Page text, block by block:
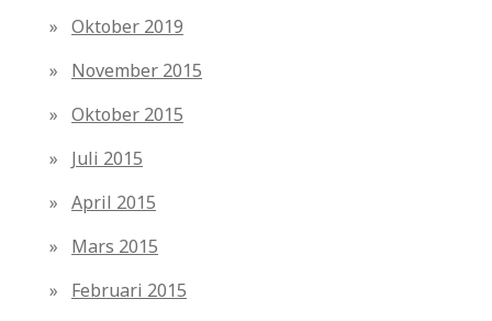
Oktober 2019
November 2015
Oktober 2015
Juli 2015
April 2015
Mars 2015
Februari 2015